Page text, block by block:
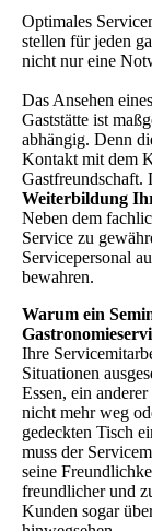
Optimales
stellen für jeden
nicht nur eine
Das Ansehen
Gaststätte ist
abhängig. Denn
Kontakt mit dem
Gastfreundschaft.
Weiterbildung
Neben dem
Service zu
Servicepersonal
bewahren.
Warum ein
Ihre
Situationen
Essen, ein
nicht mehr weg
gedeckten Tisch
muss der
seine
freundlicher und
Kunden sogar